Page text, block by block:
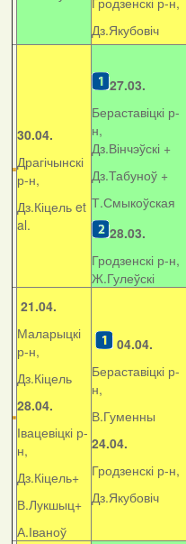
Дз.Якубовіч
30.04.
Драгічынскі
р-н,
Дз.Кіцель et
al.
27.03.
Бераставіцкі р-
н,
Дз.Вінчэўскі +
Дз.Табуноў +
Т.Смыкоўская
28.03.
Гродзенскі р-н,
Ж.Гулеўскі
21.04.
Маларыцкі
р-н,
Дз.Кіцель
28.04.
Івацевіцкі р-
н,
Дз.Кіцель+
В.Лукшыц+
А.Іваноў
04.04.
Бераставіцкі р-
н,
В.Гуменны
24.04.
Гродзенскі р-н,
Дз.Якубовіч